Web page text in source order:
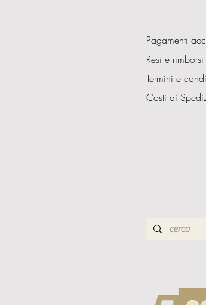
Pagamenti
Resi e rimborsi
Termini e
Costi di